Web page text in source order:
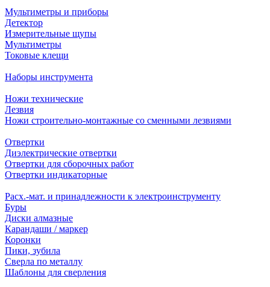
Мультиметры и приборы
Детектор
Измерительные щупы
Мультиметры
Токовые клещи
Наборы инструмента
Ножи технические
Лезвия
Ножи строительно-монтажные со сменными лезвиями
Отвертки
Диэлектрические отвертки
Отвертки для сборочных работ
Отвертки индикаторные
Расх.-мат. и принадлежности к электроинструменту
Буры
Диски алмазные
Карандаши / маркер
Коронки
Пики, зубила
Сверла по металлу
Шаблоны для сверления